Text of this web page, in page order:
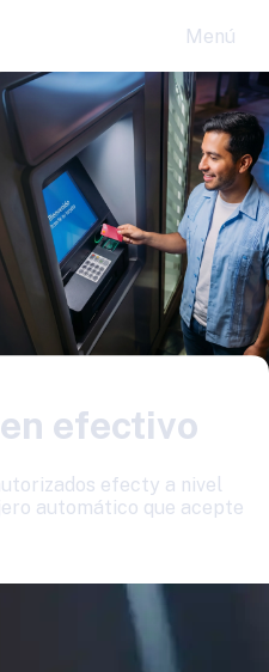
Menú
efectivo
efecty a nivel
automático que acepte